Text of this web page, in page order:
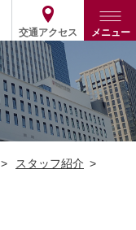
交通アクセス メニュー
スタッフ紹介